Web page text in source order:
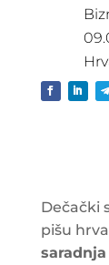
Dečački
pišu